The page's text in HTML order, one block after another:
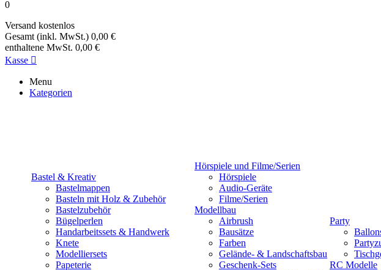
0
Versand kostenlos
Gesamt (inkl. MwSt.) 0,00 €
enthaltene MwSt. 0,00 €
Kasse 
Menu
Kategorien
Bastel & Kreativ
Bastelmappen
Basteln mit Holz & Zubehör
Bastelzubehör
Bügelperlen
Handarbeitssets & Handwerk
Knete
Modelliersets
Papeterie
Hörspiele und Filme/Serien
Hörspiele
Audio-Geräte
Filme/Serien
Modellbau
Airbrush
Bausätze
Farben
Gelände- & Landschaftsbau
Geschenk-Sets
Party
RC Modelle